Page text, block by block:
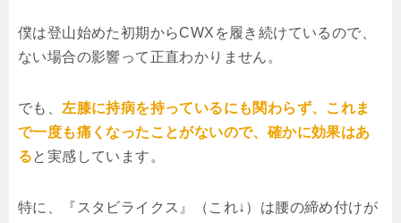
僕は登山始めた初期からCWXを履き続けているので、
ない場合の影響って正直わかりません。
でも、左膝に持病を持っているにも関わらず、これま
で一度も痛くなったことがないので、確かに効果はあ
ると実感しています。
特に、『スタビライクス』（これ↓）は腰の締め付けが